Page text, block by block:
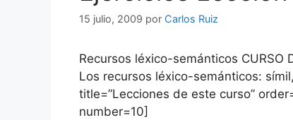
15 julio, 2009 por Carlos Ruiz
Recursos léxico-semánticos CURSO
Los recursos léxico-semánticos:
title=”Lecciones de este curso”
number=10]